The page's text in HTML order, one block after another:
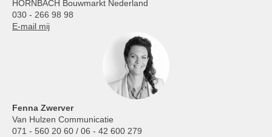
HORNBACH Bouwmarkt Nederland
030 - 266 98 98
E-mail mij
Fenna Zwerver
Van Hulzen Communicatie
071 - 560 20 60 / 06 - 42 600 279